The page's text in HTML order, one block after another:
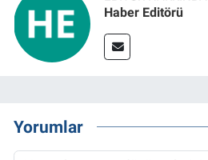
Haber Editörü
Yorumlar